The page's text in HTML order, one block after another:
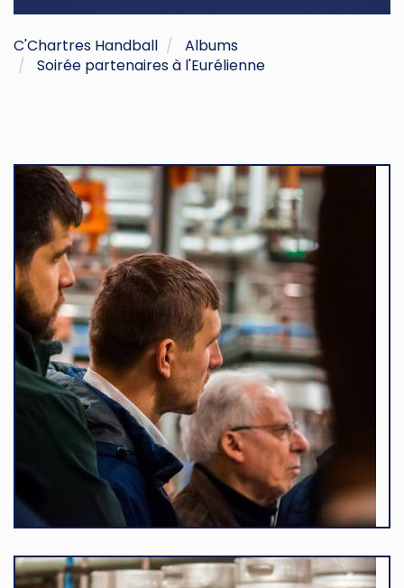
C'Chartres Handball
Albums
Soirée partenaires à l'Eurélienne